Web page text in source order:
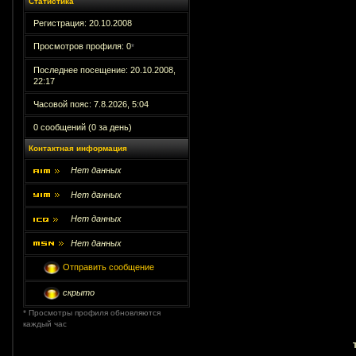
Регистрация: 20.10.2008
Просмотров профиля: 0*
Последнее посещение: 20.10.2008,
22:17
Часовой пояс: 7.8.2026, 5:04
0 сообщений (0 за день)
Контактная информация
Нет данных
Нет данных
Нет данных
Нет данных
Отправить сообщение
скрыто
* Просмотры профиля обновляются
каждый час